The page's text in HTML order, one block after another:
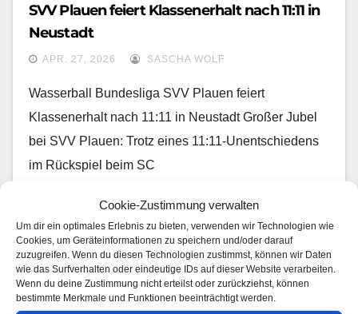
Cookie-Zustimmung verwalten
Um dir ein optimales Erlebnis zu bieten, verwenden wir Technologien wie
Cookies, um Geräteinformationen zu speichern und/oder darauf
zuzugreifen. Wenn du diesen Technologien zustimmst, können wir Daten
wie das Surfverhalten oder eindeutige IDs auf dieser Website verarbeiten.
Wenn du deine Zustimmung nicht erteilst oder zurückziehst, können
bestimmte Merkmale und Funktionen beeinträchtigt werden.
SVV Plauen feiert Klassenerhalt nach 11:11 in
Neustadt
APR. 27, 2026 SASCHA WOLF
Wasserball Bundesliga SVV Plauen feiert
Klassenerhalt nach 11:11 in Neustadt Großer Jubel
bei SVV Plauen: Trotz eines 11:11-Unentschiedens
im Rückspiel beim SC